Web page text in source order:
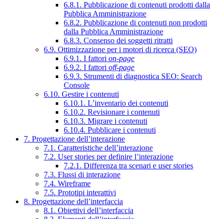
6.8.1. Pubblicazione di contenuti prodotti dalla
Pubblica Amministrazione
6.8.2. Pubblicazione di contenuti non prodotti
dalla Pubblica Amministrazione
6.8.3. Consenso dei soggetti ritratti
6.9. Ottimizzazione per i motori di ricerca (SEO)
6.9.1. I fattori on-page
6.9.2. I fattori off-page
6.9.3. Strumenti di diagnostica SEO: Search
Console
6.10. Gestire i contenuti
6.10.1. L’inventario dei contenuti
6.10.2. Revisionare i contenuti
6.10.3. Migrare i contenuti
6.10.4. Pubblicare i contenuti
7. Progettazione dell’interazione
7.1. Caratteristiche dell’interazione
7.2. User stories per definire l’interazione
7.2.1. Differenza tra scenari e user stories
7.3. Flussi di interazione
7.4. Wireframe
7.5. Prototipi interattivi
8. Progettazione dell’interfaccia
8.1. Obiettivi dell’interfaccia